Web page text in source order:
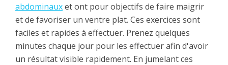
abdominauxet ont pour objectifs de faire maigrir
et de favoriser un ventre plat. Ces exercices sont
faciles et rapides à effectuer. Prenez quelques
minutes chaque jour pour les effectuer afin d'avoir
un résultat visible rapidement. En jumelant ces